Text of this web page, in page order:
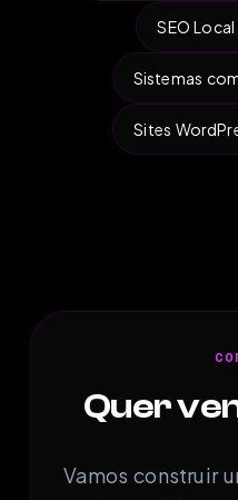
SEO
Sistemas
Sites
Quer
Vamos construir